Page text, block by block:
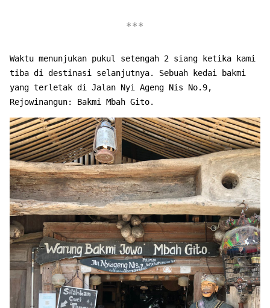
Waktu menunjukan pukul setengah 2 siang ketika kami
tiba di destinasi selanjutnya. Sebuah kedai bakmi
yang terletak di Jalan Nyi Ageng Nis No.9,
Rejowinangun: Bakmi Mbah Gito.